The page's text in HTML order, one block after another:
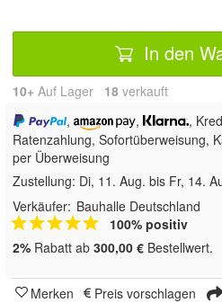
In den
10+ Auf Lager 18 verkauft
,
,
,
Ratenzahlung, Sofortüberweisung,
per Überweisung
Zustellung: Di, 11. Aug. bis Fr, 14.
Verkäufer: Bauhalle Deutschland
100% positiv
2% Rabatt ab 300,00 € Bestellwert.
Merken Preis vorschlagen